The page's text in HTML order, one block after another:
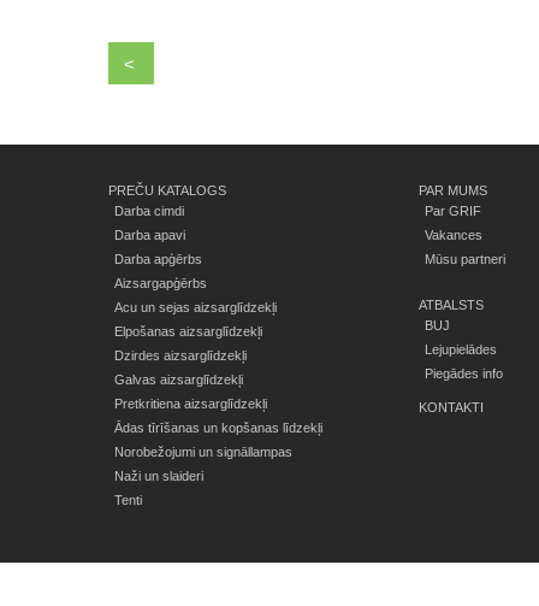
<
PREČU KATALOGS
Darba cimdi
Darba apavi
Darba apģērbs
Aizsargapģērbs
Acu un sejas aizsarglīdzekļi
Elpošanas aizsarglīdzekļi
Dzirdes aizsarglīdzekļi
Galvas aizsarglīdzekļi
Pretkritiena aizsarglīdzekļi
Ādas tīrīšanas un kopšanas līdzekļi
Norobežojumi un signāllampas
Naži un slaideri
Tenti
PAR MUMS
Par GRIF
Vakances
Mūsu partneri
ATBALSTS
BUJ
Lejupielādes
Piegādes info
KONTAKTI